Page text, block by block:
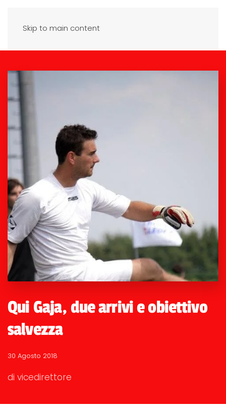
Skip to main content
Qui Gaja, due arrivi e obiettivo
salvezza
30 Agosto 2018
di vicedirettore